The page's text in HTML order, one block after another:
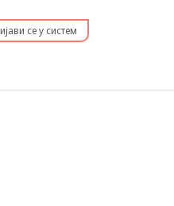
се у систем